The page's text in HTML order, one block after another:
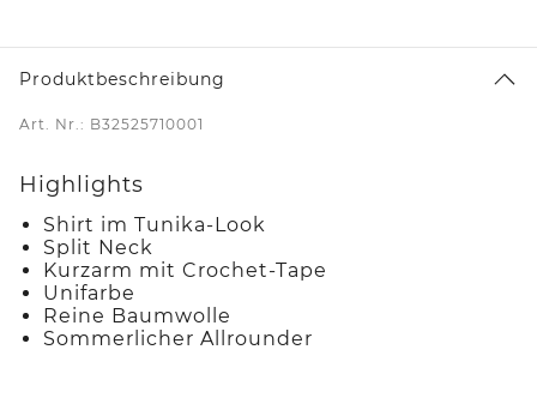
Produktbeschreibung
Art. Nr.: B32525710001
Highlights
Shirt im Tunika-Look
Split Neck
Kurzarm mit Crochet-Tape
Unifarbe
Reine Baumwolle
Sommerlicher Allrounder